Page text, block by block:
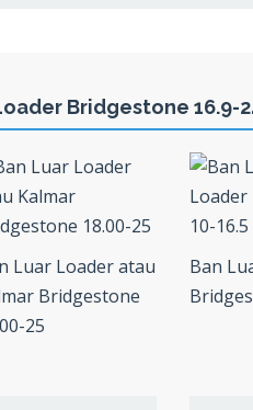
Bridgestone 16.9-
Luar Loader atau
Bridgestone
25
Ban